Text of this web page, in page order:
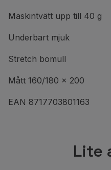
Maskintvätt upp till 40 g
Underbart mjuk
Stretch bomull
Mått 160/180 x 200
EAN 8717703801163
Lite